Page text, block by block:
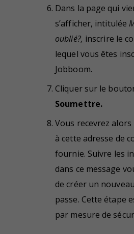
Dans la page qui
s’afficher, intitulée
oublié?, inscrire le
lequel vous êtes
Jobboom.
Cliquer sur le
Soumettre.
Vous recevrez alors
à cette adresse de
fournie. Suivre les
dans ce message
de créer un
passe. Cette étape
par mesure de